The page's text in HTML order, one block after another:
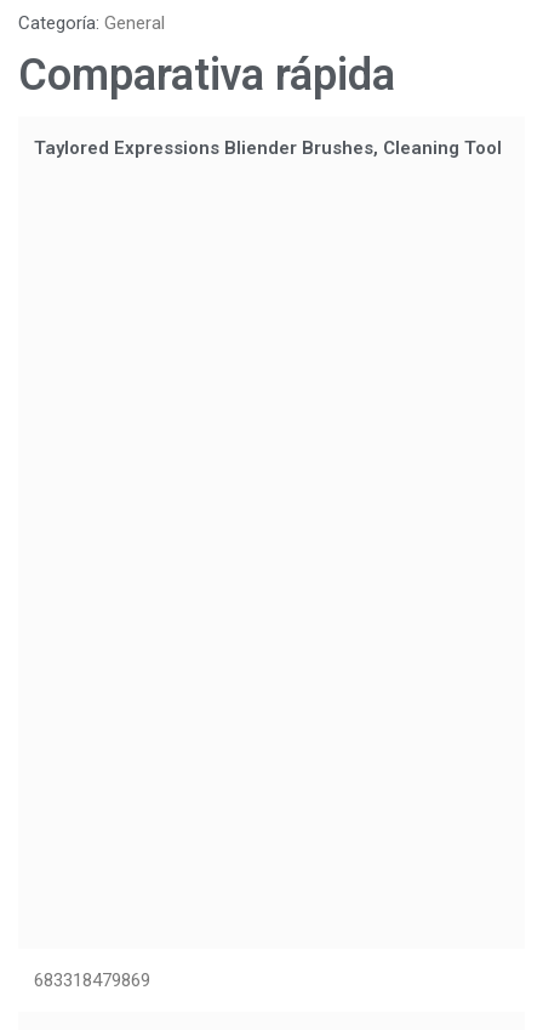
Categoría: General
Comparativa rápida
Taylored Expressions Bliender Brushes, Cleaning Tool
683318479869